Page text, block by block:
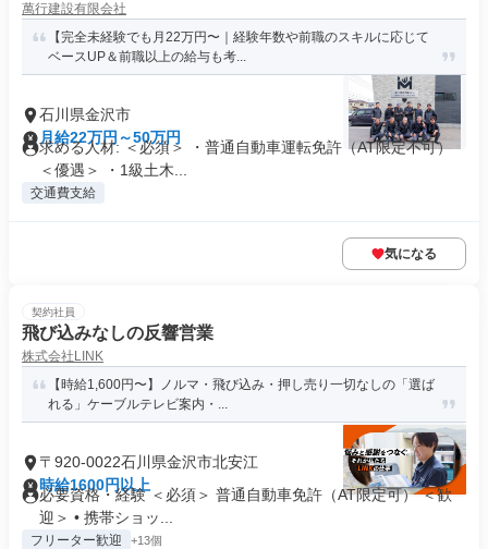
萬行建設有限会社
【完全未経験でも月22万円〜｜経験年数や前職のスキルに応じて
ベースUP＆前職以上の給与も考...
石川県金沢市
月給22万円～50万円
求める人材: ＜必須＞ ・普通自動車運転免許（AT限定不可）
＜優遇＞ ・1級土木...
交通費支給
気になる
契約社員
飛び込みなしの反響営業
株式会社LINK
【時給1,600円〜】ノルマ・飛び込み・押し売り一切なしの「選ば
れる」ケーブルテレビ案内・...
〒920-0022石川県金沢市北安江
時給1600円以上
必要資格・経験 ＜必須＞ 普通自動車免許（AT限定可） ＜歓
迎＞ • 携帯ショッ...
フリーター歓迎 +13個